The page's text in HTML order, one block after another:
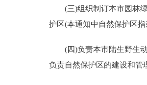
(三)组织制订本市园林绿
护区(本通知中自然保护区
(四)负责本市陆生野生动
负责自然保护区的建设和管